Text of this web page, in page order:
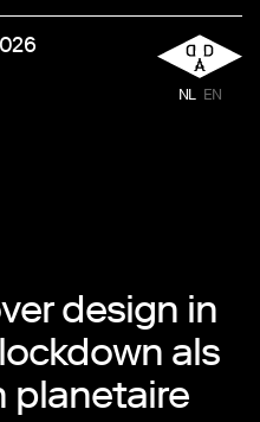
NL EN
design in
als
planetaire